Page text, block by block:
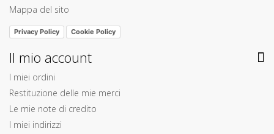
Mappa del sito
Privacy Policy Cookie Policy
Il mio account
I miei ordini
Restituzione delle mie merci
Le mie note di credito
I miei indirizzi